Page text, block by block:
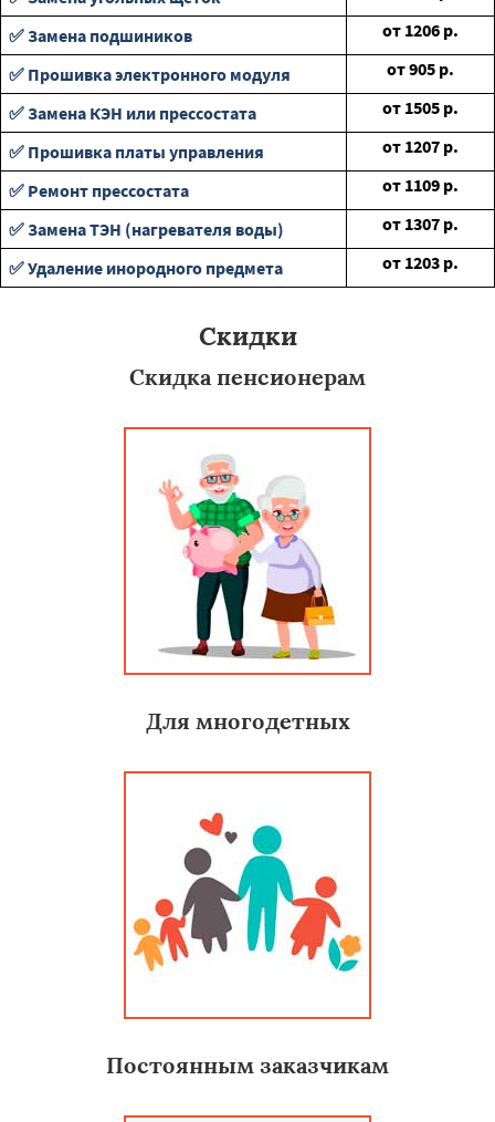
✅ Замена подшиников
от 1206 р.
✅ Прошивка электронного модуля
от905 р.
✅ Замена КЭН или прессостата
от 1505 р.
✅ Прошивка платы управления
от 1207 р.
✅ Ремонт прессостата
от 1109 р.
✅ Замена ТЭН (нагревателя воды)
от 1307 р.
✅ Удаление инородного предмета
от 1203 р.
Скидки
Скидка пенсионерам
Для многодетных
Постоянным заказчикам